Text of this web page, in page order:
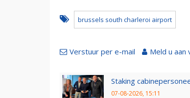
brussels south charleroi airport
Verstuur per e-mail Meld u
Staking
07-08-2026, 15:11